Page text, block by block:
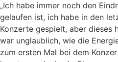
„Ich habe immer noch den
gelaufen ist, ich habe in den
Konzerte gespielt, aber dieses
war unglaublich, wie die
zum ersten Mal bei dem